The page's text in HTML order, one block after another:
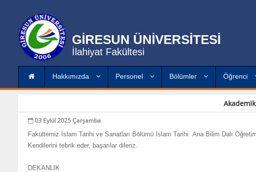
GİRESUN ÜNİVERSİTESİ
İlahiyat Fakültesi
Hakkımızda Personel Bölümler Öğrenci
03 Eylül 2025 Çarşamba
Fakültemiz İslam Tarihi ve Sanatları Bölümü İslam Tarihi Ana Bilim Dalı
Kendilerini tebrik eder, başarılar dileriz.
DEKANLIK